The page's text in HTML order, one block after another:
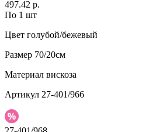
497.42 р.
По 1 шт
Цвет голубой/бежевый
Размер 70/20см
Материал вискоза
Артикул 27-401/966